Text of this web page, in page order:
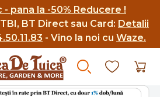
pana la -50% Reducere !
BT Direct sau Card: Detalii
- Vino la noi cu Waze.